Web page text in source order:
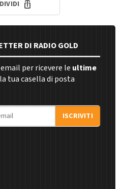
DI RADIO GOLD
per ricevere le ultime
tua casella di posta
ISCRIVITI